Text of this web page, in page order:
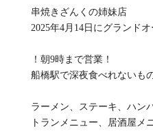
串焼きざんくの姉妹店
2025年4月14日にグランド
！朝9時まで営業！
船橋駅で深夜食べれないも
ラーメン、ステーキ、ハン
トランメニュー、居酒屋メ